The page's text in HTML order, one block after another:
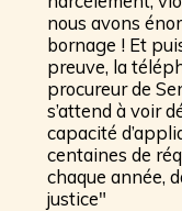
nous avons
bornage ! Et
preuve, la
procureur de
s’attend à voir
capacité
centaines de
chaque année,
justice"